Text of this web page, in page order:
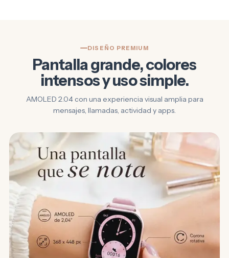
DISEÑO PREMIUM
Pantalla grande, colores
intensos y uso simple.
AMOLED 2.04 con una experiencia visual amplia para
mensajes, llamadas, actividad y apps.